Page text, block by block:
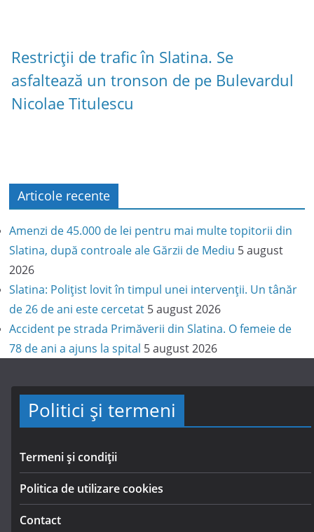
Restricții de trafic în Slatina. Se
asfaltează un tronson de pe Bulevardul
Nicolae Titulescu
Articole recente
Amenzi de 45.000 de lei pentru mai multe topitorii din
Slatina, după controale ale Gărzii de Mediu 5 august
2026
Slatina: Polițist lovit în timpul unei intervenții. Un tânăr
de 26 de ani este cercetat 5 august 2026
Accident pe strada Primăverii din Slatina. O femeie de
78 de ani a ajuns la spital 5 august 2026
Politici și termeni
Termeni și condiții
Politica de utilizare cookies
Contact